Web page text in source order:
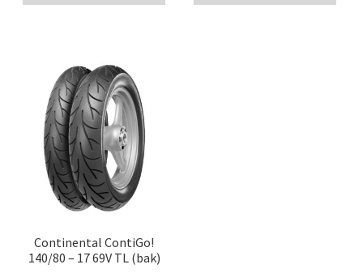
Continental ContiGo!
140/80 – 17 69V TL (bak)